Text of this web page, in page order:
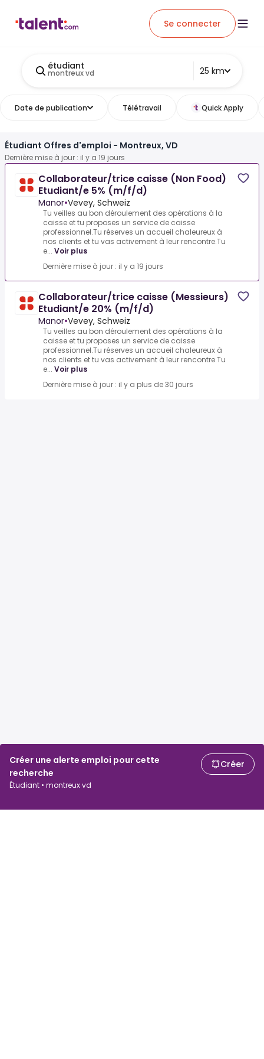
Se connecter
étudiant
montreux vd 25 km
Date de publication Télétravail Quick Apply
Étudiant Offres d'emploi - Montreux, VD
Créer une alerte emploi pour cette
recherche
Étudiant • montreux vd
Créer
Dernière mise à jour : il y a 19 jours
Collaborateur/trice caisse (Non Food)
Etudiant/e 5% (m/f/d)
Manor•Vevey, Schweiz
Tu veilles au bon déroulement des opérations à la
caisse et tu proposes un service de caisse
professionnel.Tu réserves un accueil chaleureux à
nos clients et tu vas activement à leur rencontre.Tu
e... Voir plus
Dernière mise à jour : il y a 19 jours
Collaborateur/trice caisse (Messieurs)
Etudiant/e 20% (m/f/d)
Manor•Vevey, Schweiz
Tu veilles au bon déroulement des opérations à la
caisse et tu proposes un service de caisse
professionnel.Tu réserves un accueil chaleureux à
nos clients et tu vas activement à leur rencontre.Tu
e... Voir plus
Dernière mise à jour : il y a plus de 30 jours